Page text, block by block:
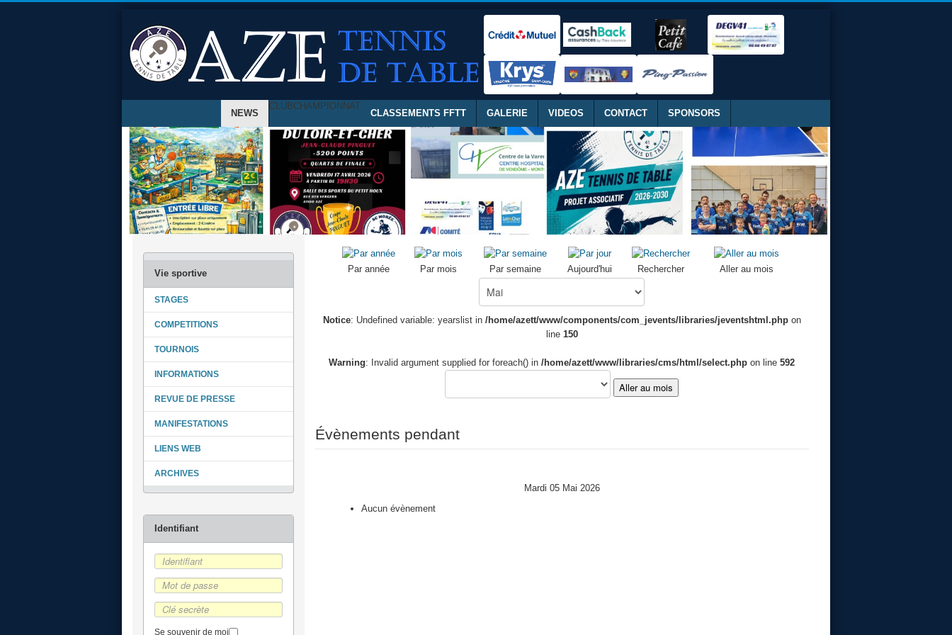
NEWS
CLUBCHAMPIONNAT
CLASSEMENTS FFTT GALERIE VIDEOS CONTACT SPONSORS
Se souvenir de moi
STAGES
COMPETITIONS
TOURNOIS
INFORMATIONS
REVUE DE PRESSE
MANIFESTATIONS
LIENS WEB
ARCHIVES
Par année Par mois Par semaine Aujourd'hui Rechercher Aller au mois
Notice: Undefined variable: yearslist in /home/azett/www/components/com_jevents/libraries/jeventshtml.phpon
line 150
Warning: Invalid argument supplied for foreach() in/home/azett/www/libraries/cms/html/select.php on line592
Aller au mois
Évènements pendant
Mardi 05 Mai 2026
Aucun évènement